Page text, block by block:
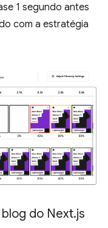
1 segundo antes
com a estratégia
do Next.js